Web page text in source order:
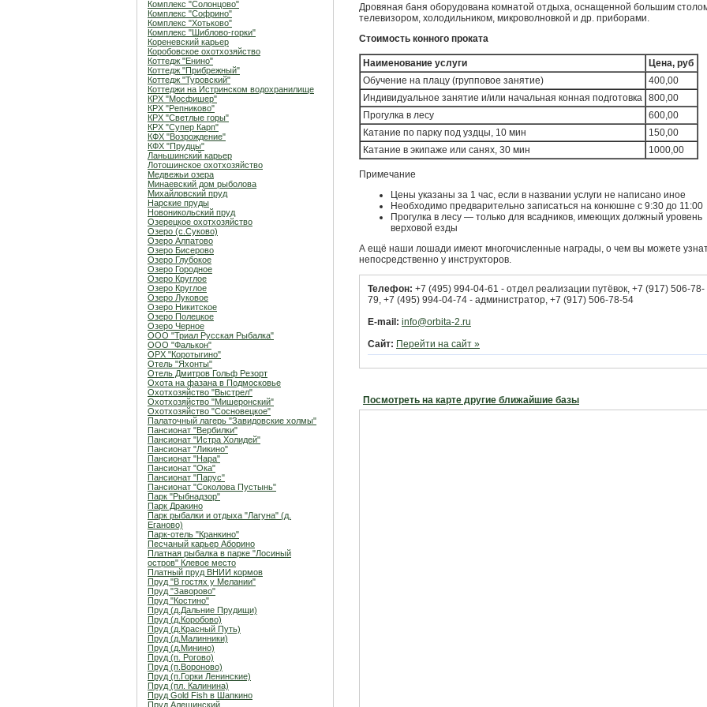
Комплекс "Солонцово"
Комплекс "Софрино"
Комплекс "Хотьково"
Комплекс "Шиблово-горки"
Кореневский карьер
Коробовское охотхозяйство
Коттедж "Енино"
Коттедж "Прибрежный"
Коттедж "Туровский"
Коттеджи на Истринском водохранилище
КРХ "Мосфишер"
КРХ "Репниково"
КРХ "Светлые горы"
КРХ "Супер Карп"
КФХ "Возрождение"
КФХ "Прудцы"
Ланьшинский карьер
Лотошинское охотхозяйство
Медвежьи озера
Минаевский дом рыболова
Михайловский пруд
Нарские пруды
Новоникольский пруд
Озерецкое охотхозяйство
Озеро (c.Суково)
Озеро Алпатово
Озеро Бисерово
Озеро Глубокое
Озеро Городное
Озеро Круглое
Озеро Круглое
Озеро Луковое
Озеро Никитское
Озеро Полецкое
Озеро Черное
ООО "Триал Русская Рыбалка"
ООО "Фалькон"
ОРХ "Коротыгино"
Отель "Яхонты"
Отель Дмитров Гольф Резорт
Охота на фазана в Подмосковье
Охотхозяйство "Выстрел"
Охотхозяйство "Мишеронский"
Охотхозяйство "Сосновецкое"
Палаточный лагерь "Завидовские холмы"
Пансионат "Вербилки"
Пансионат "Истра Холидей"
Пансионат "Ликино"
Пансионат "Нара"
Пансионат "Ока"
Пансионат "Парус"
Пансионат "Соколова Пустынь"
Парк "Рыбнадзор"
Парк Дракино
Парк рыбалки и отдыха "Лагуна" (д.
Еганово)
Парк-отель "Кранкино"
Песчаный карьер Аборино
Платная рыбалка в парке "Лосиный
остров" Клевое место
Платный пруд ВНИИ кормов
Пруд "В гостях у Мелании"
Пруд "Заворово"
Пруд "Костино"
Пруд (д.Дальние Прудищи)
Пруд (д.Коробово)
Пруд (д.Красный Путь)
Пруд (д.Малинники)
Пруд (д.Минино)
Пруд (п. Рогово)
Пруд (п.Вороново)
Пруд (п.Горки Ленинские)
Пруд (пл. Калинина)
Пруд Gold Fish в Шапкино
Пруд Алешинский
Дровяная баня оборудована комнатой отдыха, оснащенной большим
телевизором, холодильником, микроволновкой и др. приборами.
Стоимость конного проката
Наименование услуги
Цена, руб
Обучение на плацу (групповое занятие)
400,00
Индивидуальное занятие и/или начальная конная подготовка 800,00
Прогулка в лесу
600,00
Катание по парку под уздцы, 10 мин
150,00
Катание в экипаже или санях, 30 мин
1000,00
Примечание
Цены указаны за 1 час, если в названии услуги не написано иное
Необходимо предварительно записаться на конюшне с 9:30 до 11:00
Прогулка в лесу — только для всадников, имеющих должный уровень
верховой езды
А ещё наши лошади имеют многочисленные награды, о чем вы можете
непосредственно у инструкторов.
Телефон: +7 (495) 994-04-61 - отдел реализации путёвок, +7 (917) 506-78-
79, +7 (495) 994-04-74 - администратор, +7 (917) 506-78-54
E-mail: info@orbita-2.ru
Сайт: Перейти на сайт »
Посмотреть на карте другие ближайшие базы